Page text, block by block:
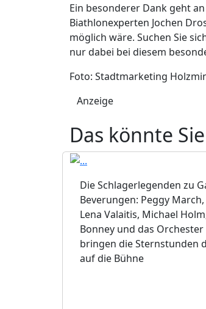
Ein besonderer Dank geht
Biathlonexperten Jochen
möglich wäre. Suchen Sie
nur dabei bei diesem
Foto: Stadtmarketing
Anzeige
Das könnte
Die Schlagerlegenden zu
Beverungen: Peggy March,
Lena Valaitis, Michael
Bonney und das
bringen die Sternstunden
auf die Bühne